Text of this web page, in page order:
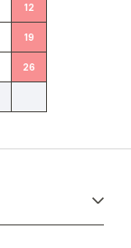
12
19
26